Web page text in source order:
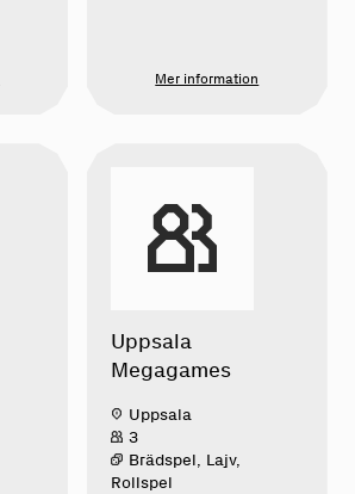
Mer information
Uppsala
Megagames
Uppsala
3
Brädspel, Lajv,
Rollspel